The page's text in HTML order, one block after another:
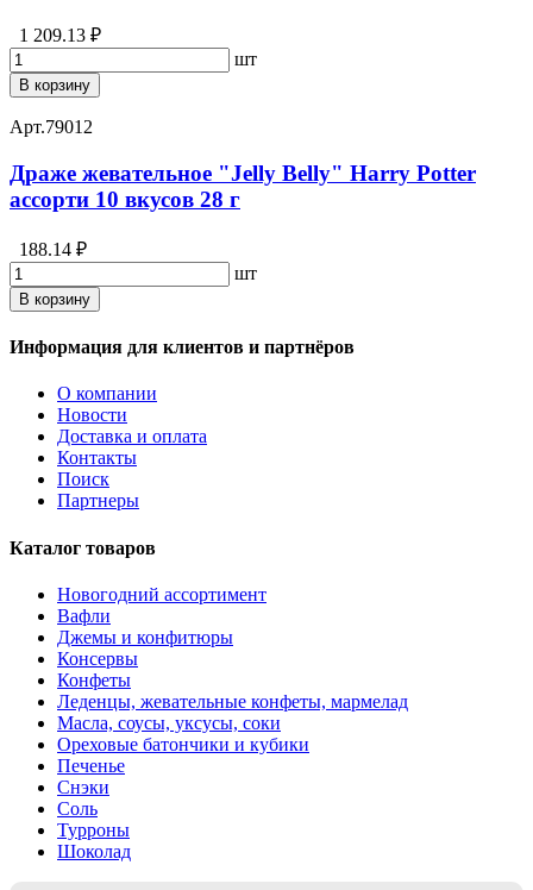
1 209.13 ₽
шт
В корзину
Арт.79012
Драже жевательное "Jelly Belly" Harry Potter
ассорти 10 вкусов 28 г
188.14 ₽
шт
В корзину
Информация для клиентов и партнёров
О компании
Новости
Доставка и оплата
Контакты
Поиск
Партнеры
Каталог товаров
Новогодний ассортимент
Вафли
Джемы и конфитюры
Консервы
Конфеты
Леденцы, жевательные конфеты, мармелад
Масла, соусы, уксусы, соки
Ореховые батончики и кубики
Печенье
Снэки
Соль
Турроны
Шоколад